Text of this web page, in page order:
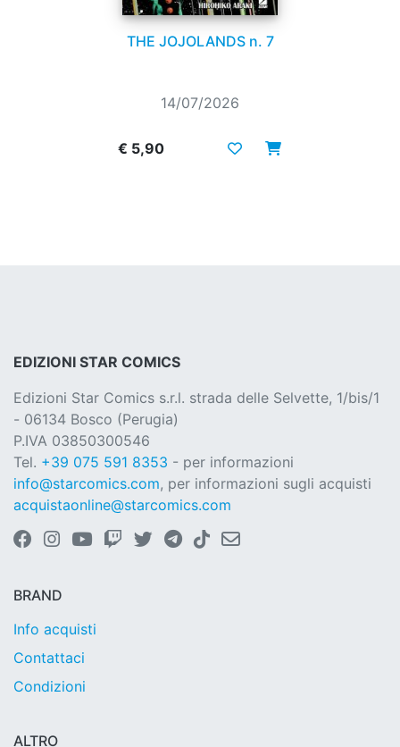
THE JOJOLANDS n. 7
14/07/2026
€ 5,90
EDIZIONI STAR COMICS
Edizioni Star Comics s.r.l. strada delle Selvette, 1/bis/1
- 06134 Bosco (Perugia)
P.IVA 03850300546
Tel. +39 075 591 8353 - per informazioni
info@starcomics.com, per informazioni sugli acquisti
acquistaonline@starcomics.com
BRAND
Info acquisti
Contattaci
Condizioni
ALTRO